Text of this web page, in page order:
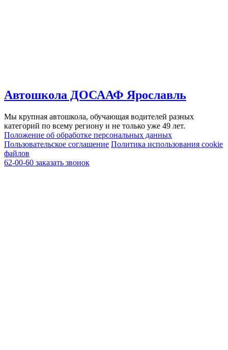
Автошкола ДОСААФ Ярославль
Мы крупная автошкола, обучающая водителей разных
категорий по всему региону и не только уже 49 лет.
Положение об обработке персональных данных
Пользовательское соглашение Политика использования cookie
файлов
62-00-60 заказать звонок